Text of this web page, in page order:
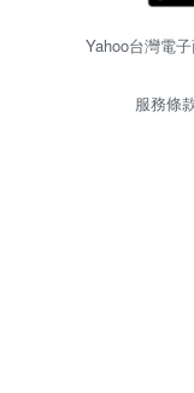
Yahoo台灣電
服務條